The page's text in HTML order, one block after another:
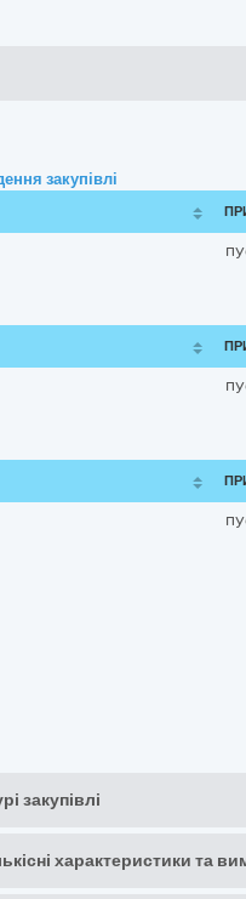
закупівлі
закупівлі
характеристики та